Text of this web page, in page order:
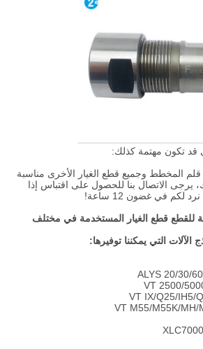
قد تكون مهتمة كذلك:
المخطط وجميع قطع الغيار الأخرى مناسبة
يرجى الاتصال بنا للحصول على اقتباس إذا
في غضون 12 ساعة!
للقطع قطع الغيار المستخدمة في مختلف
التي يمكننا توفيرها: